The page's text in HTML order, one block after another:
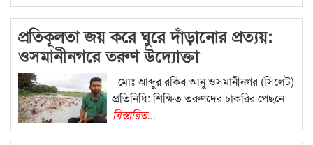
প্রতিকূলতা জয় করে ঘুরে দাঁড়ানোর প্রত্যয়:
ওসমানীনগরে তরুণ উদ্যোক্তা
সাদিকুজ্জামানের সংগ্রামমোঃ আব্দুর রকিব আনু ​ওসমানীনগর (সিলেট)
প্রতিনিধি: শিক্ষিত তরুণদের চাকরির পেছনে
বিস্তারিত...